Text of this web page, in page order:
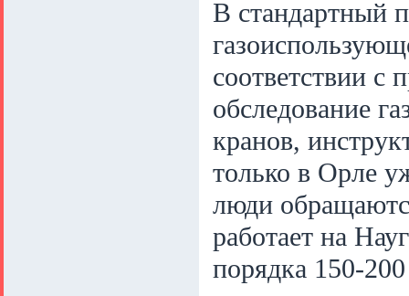
В стандартный
соответствии с
обследование
кранов,
только в Орле
люди
работает на
порядка 150-